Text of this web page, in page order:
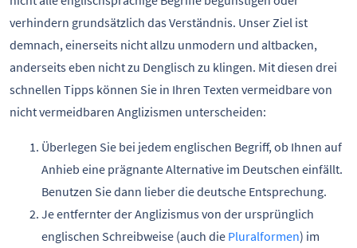
verhindern grundsätzlich das Verständnis. Unser Ziel ist
demnach, einerseits nicht allzu unmodern und altbacken,
anderseits eben nicht zu Denglisch zu klingen. Mit diesen drei
schnellen Tipps können Sie in Ihren Texten vermeidbare von
nicht vermeidbaren Anglizismen unterscheiden:
Überlegen Sie bei jedem englischen Begriff, ob Ihnen auf
Anhieb eine prägnante Alternative im Deutschen einfällt.
Benutzen Sie dann lieber die deutsche Entsprechung.
Je entfernter der Anglizismus von der ursprünglich
englischen Schreibweise (auch die Pluralformen) im